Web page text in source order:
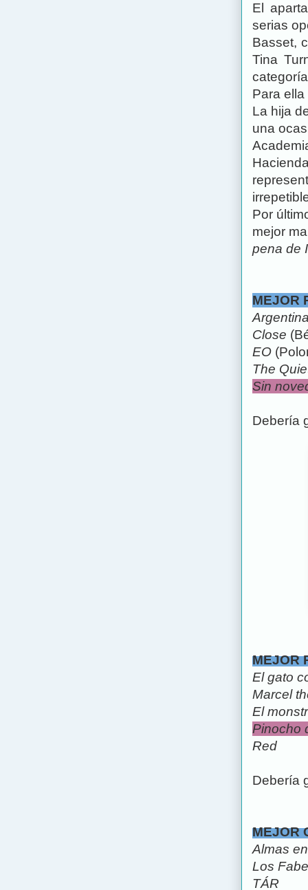
El
serias
Basset,
Tina
Para
La hija
una
Por
mejor
pena de
MEJOR
Close
EO
The
Sin
Debería
MEJOR
El gato
Marcel
El
Pinocho
Red
Debería
MEJOR
Almas
Los
TÁR